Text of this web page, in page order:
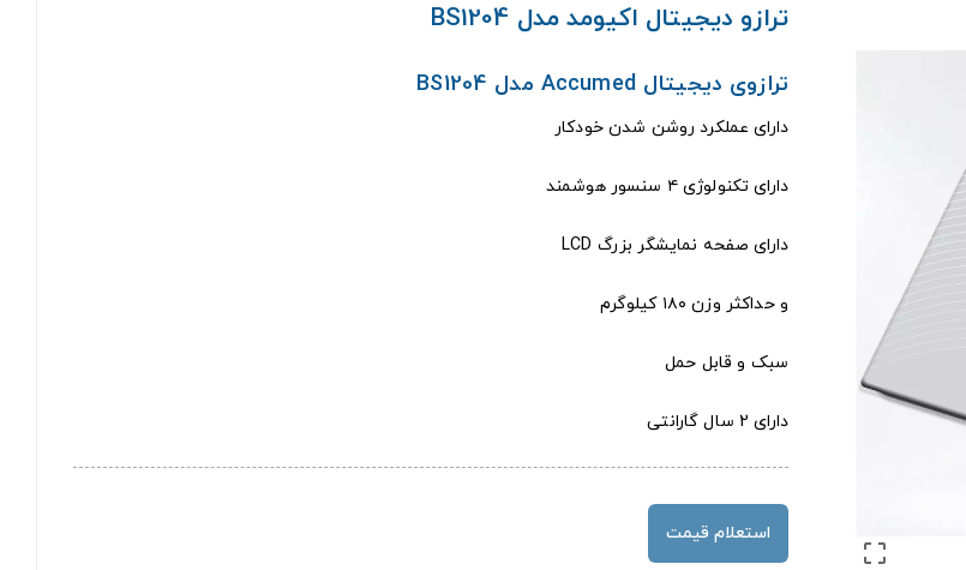

ترازو دیجیتال اکیومد مدل BS1204
ترازوی دیجیتال Accumed مدل BS1204
دارای عملکرد روشن شدن خودکار
دارای تکنولوژی ۴ سنسور هوشمند
دارای صفحه نمایشگر بزرگ LCD
و حداکثر وزن ۱۸۰ کیلوگرم
سبک و قابل حمل
دارای 2 سال گارانتی
استعلام قیمت